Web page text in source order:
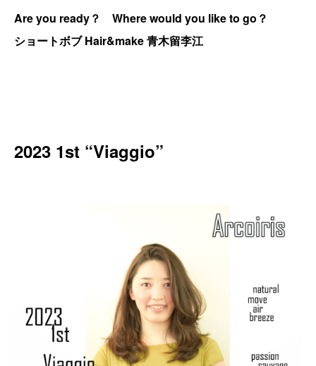
Are you ready？ Where would you like to go？
ショートボブ Hair&make 青木留李江
2023 1st “Viaggio”